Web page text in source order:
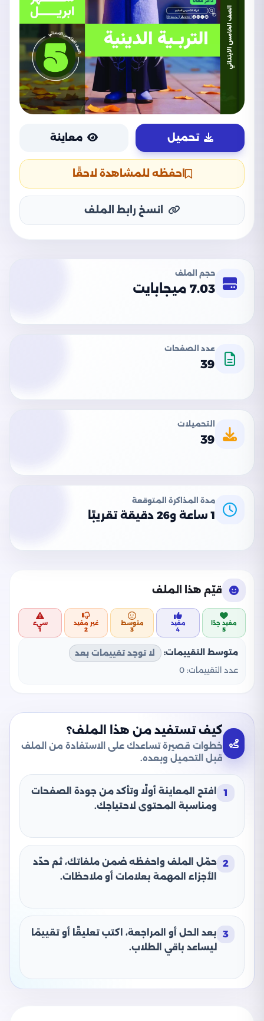
تحميل معاينة
احفظه للمشاهدة لاحقًا
انسخ رابط الملف
حجم الملف
7.03 ميجابايت
عدد الصفحات
39
التحميلات
39
مدة المذاكرة المتوقعة
1 ساعة و26 دقيقة تقريبًا
قيّم هذا الملف
مفيد جدًا
5
مفيد
4
متوسط
3
غير مفيد
2
سيء
1
متوسط التقييمات:
لا توجد تقييمات بعد
عدد التقييمات: 0
كيف تستفيد من هذا الملف؟
خطوات قصيرة تساعدك على الاستفادة من الملف
قبل التحميل وبعده.
1
افتح المعاينة أولًا وتأكد من جودة الصفحات
ومناسبة المحتوى لاحتياجك.
2 حمّل الملف واحفظه ضمن ملفاتك، ثم حدّد
الأجزاء المهمة بعلامات أو ملاحظات.
3
بعد الحل أو المراجعة، اكتب تعليقًا أو تقييمًا
ليساعد باقي الطلاب.